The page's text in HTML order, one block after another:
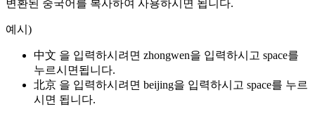
변환된 중국어를 복사하여 사용하시면 됩니다.
예시)
中文 을 입력하시려면 zhongwen을 입력하시고 space를
누르시면됩니다.
北京 을 입력하시려면 beijing을 입력하시고 space를 누르
시면 됩니다.